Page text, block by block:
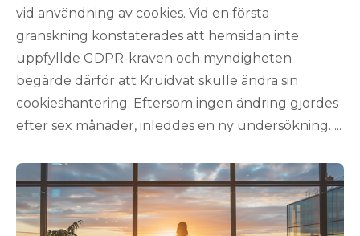
vid användning av cookies. Vid en första
granskning konstaterades att hemsidan inte
uppfyllde GDPR-kraven och myndigheten
begärde därför att Kruidvat skulle ändra sin
cookieshantering. Eftersom ingen ändring gjordes
efter sex månader, inleddes en ny undersökning. ...